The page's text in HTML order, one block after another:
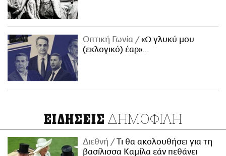
Οπτική Γωνία
«Ω γλυκύ μου
(εκλογικό) έαρ»…
ΕΙΔΗΣΕΙΣ ΔΗΜΟΦΙΛΗ
Διεθνή
Τι θα ακολουθήσει για τη
βασίλισσα Καμίλα εάν πεθάνει